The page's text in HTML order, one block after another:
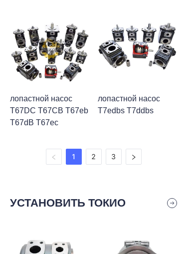
лопастной насос
T67DC T67CB T67eb
T67dB T67ec
лопастной насос
T7edbs T7ddbs
1 2 3
УСТАНОВИТЬ ТОКИО